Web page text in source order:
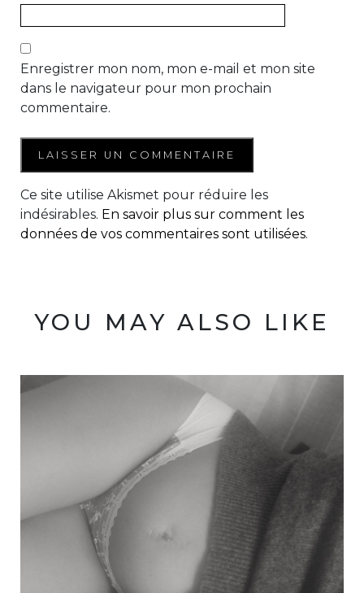
Enregistrer mon nom, mon e-mail et mon site
dans le navigateur pour mon prochain
commentaire.
Ce site utilise Akismet pour réduire les
indésirables. En savoir plus sur comment les
données de vos commentaires sont utilisées.
YOU MAY ALSO LIKE